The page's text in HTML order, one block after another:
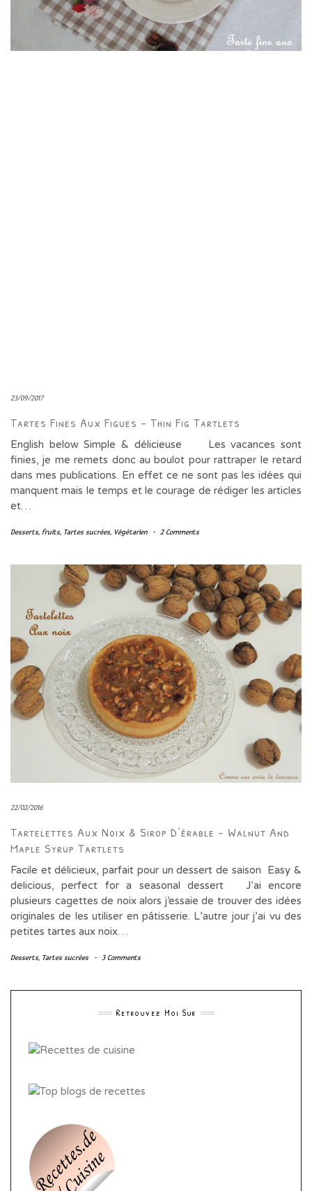
23/09/2017
Tartes Fines Aux Figues – Thin Fig Tartlets
English below Simple & délicieuse Les vacances sont
finies, je me remets donc au boulot pour rattraper le retard
dans mes publications. En effet ce ne sont pas les idées qui
manquent mais le temps et le courage de rédiger les articles
et…
Desserts, fruits, Tartes sucrées, Végétarien - 2 Comments
22/02/2016
Tartelettes Aux Noix & Sirop D’érable – Walnut And
Maple Syrup Tartlets
Facile et délicieux, parfait pour un dessert de saison Easy &
delicious, perfect for a seasonal dessert J’ai encore
plusieurs cagettes de noix alors j’essaie de trouver des idées
originales de les utiliser en pâtisserie. L’autre jour j’ai vu des
petites tartes aux noix…
Desserts, Tartes sucrées - 3 Comments
Retrouvez Moi Sur